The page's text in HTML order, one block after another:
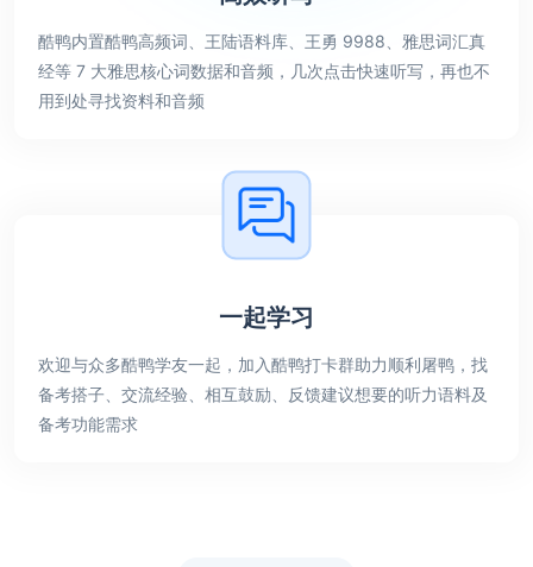
酷鸭内置酷鸭高频词、王陆语料库、王勇 9988、雅思词汇真
经等 7 大雅思核心词数据和音频，几次点击快速听写，再也不
用到处寻找资料和音频
一起学习
欢迎与众多酷鸭学友一起，加入酷鸭打卡群助力顺利屠鸭，找
备考搭子、交流经验、相互鼓励、反馈建议想要的听力语料及
备考功能需求